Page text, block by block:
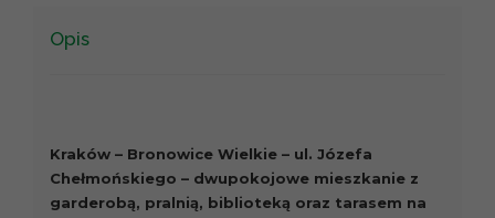
Opis
Kraków – Bronowice Wielkie – ul. Józefa
Chełmońskiego – dwupokojowe mieszkanie z
garderobą, pralnią, biblioteką oraz tarasem na